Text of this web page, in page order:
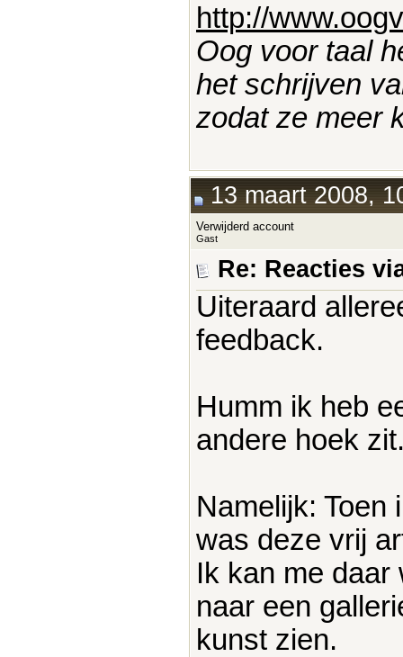
http://
Oog voor taal
het schrijven
zodat ze meer
13 maart 2008,
Verwijderd account
Gast
Re: Reacties
Uiteraard
feedback.
Humm ik heb
andere hoek
Namelijk: Toen
was deze vrij
Ik kan me daar
naar een
kunst zien.